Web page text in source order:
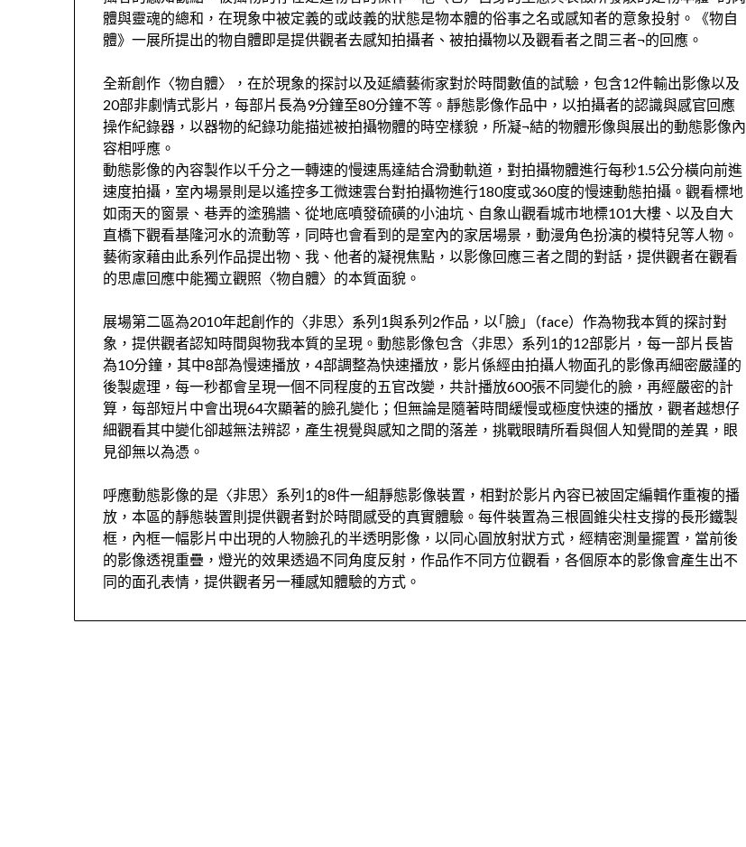
體與靈魂的總和，在現象中被定義的或歧義的狀態是物本體的俗事之名或感知者的意象投射。《物自
體》一展所提出的物自體即是提供觀者去感知拍攝者、被拍攝物以及觀看者之間三者¬的回應。
全新創作〈物自體〉，在於現象的探討以及延續藝術家對於時間數值的試驗，包含12件輸出影像以及
20部非劇情式影片，每部片長為9分鐘至80分鐘不等。靜態影像作品中，以拍攝者的認識與感官回應
操作紀錄器，以器物的紀錄功能描述被拍攝物體的時空樣貌，所凝¬結的物體形像與展出的動態影像內
容相呼應。
動態影像的內容製作以千分之一轉速的慢速馬達結合滑動軌道，對拍攝物體進行每秒1.5公分橫向前進
速度拍攝，室內場景則是以遙控多工微速雲台對拍攝物進行180度或360度的慢速動態拍攝。觀看標地
如雨天的窗景、巷弄的塗鴉牆、從地底噴發硫磺的小油坑、自象山觀看城市地標101大樓、以及自大
直橋下觀看基隆河水的流動等，同時也會看到的是室內的家居場景，動漫角色扮演的模特兒等人物。
藝術家藉由此系列作品提出物、我、他者的凝視焦點，以影像回應三者之間的對話，提供觀者在觀看
的思慮回應中能獨立觀照〈物自體〉的本質面貌。
展場第二區為2010年起創作的〈非思〉系列1與系列2作品，以｢臉｣（face）作為物我本質的探討對
象，提供觀者認知時間與物我本質的呈現。動態影像包含〈非思〉系列1的12部影片，每一部片長皆
為10分鐘，其中8部為慢速播放，4部調整為快速播放，影片係經由拍攝人物面孔的影像再細密嚴謹的
後製處理，每一秒都會呈現一個不同程度的五官改變，共計播放600張不同變化的臉，再經嚴密的計
算，每部短片中會出現64次顯著的臉孔變化；但無論是隨著時間緩慢或極度快速的播放，觀者越想仔
細觀看其中變化卻越無法辨認，產生視覺與感知之間的落差，挑戰眼睛所看與個人知覺間的差異，眼
見卻無以為憑。
呼應動態影像的是〈非思〉系列1的8件一組靜態影像裝置，相對於影片內容已被固定編輯作重複的播
放，本區的靜態裝置則提供觀者對於時間感受的真實體驗。每件裝置為三根圓錐尖柱支撐的長形鐵製
框，內框一幅影片中出現的人物臉孔的半透明影像，以同心圓放射狀方式，經精密測量擺置，當前後
的影像透視重疊，燈光的效果透過不同角度反射，作品作不同方位觀看，各個原本的影像會產生出不
同的面孔表情，提供觀者另一種感知體驗的方式。